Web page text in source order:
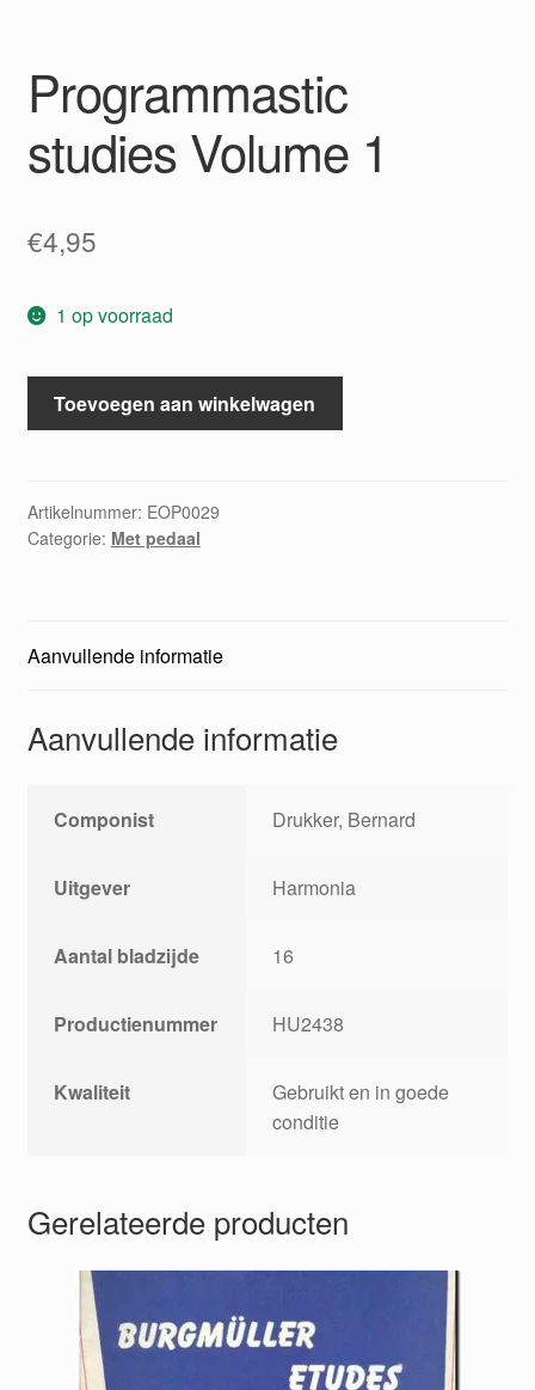
Programmastic
studies Volume 1
€4,95
1 op voorraad
Programmastic
studies
aantal
Toevoegen aan winkelwagen
Artikelnummer: EOP0029
Categorie: Met pedaal
Aanvullende informatie
Aanvullende informatie
Componist Drukker, Bernard
Uitgever Harmonia
Aantal bladzijde 16
Productienummer HU2438
Kwaliteit
Gebruikt en in goede
conditie
Gerelateerde producten